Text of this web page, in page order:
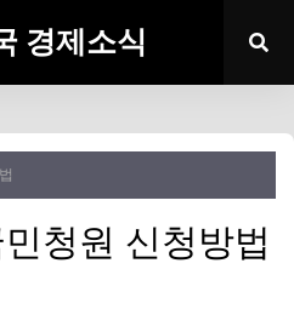
경제소식
청원 신청방법